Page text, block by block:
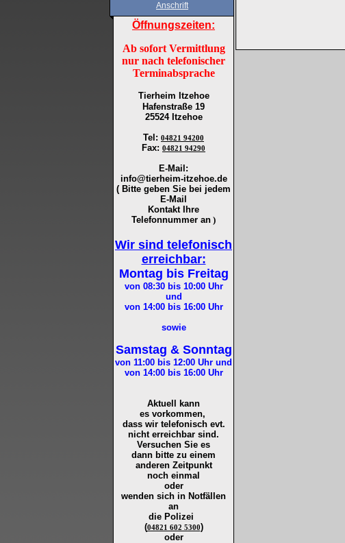
Anschrift
Öffnungszeiten:
Ab sofort Vermittlung
nur nach telefonischer
Terminabsprache
Tierheim Itzehoe
Hafenstraße 19
25524 Itzehoe
Tel : 04821 94200
Fax: 04821 94290
E-Mail:
info@tierheim-itzehoe.de
( Bitte geben Sie bei jedem
E-Mail
Kontakt Ihre
Telefonnummer an )
Wir sind telefonisch
erreichbar:
Montag bis Freitag
von 08:30 bis 10:00Uhr
und
von 14:00 bis 16:00Uhr
sowie
Samstag & Sonntag
von 11:00 bis 12:00 Uhr und
von 14:00 bis 16:00Uhr
Aktuell kann
es vorkommen,
dass wir telefonisch evt.
nicht erreichbar sind.
Versuchen Sie es
dann bitte zu einem
anderen Zeitpunkt
noch einmal
oder
wenden sich in Notfällen
an
die Polizei
(04821 602 5300)
oder